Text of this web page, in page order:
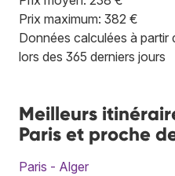
Prix maximum: 382 €
Données calculées à partir
lors des 365 derniers jours
Meilleurs
Paris et proche
Paris - Alger